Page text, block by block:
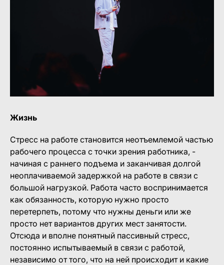
Жизнь
Стресс на работе становится неотъемлемой частью
рабочего процесса с точки зрения работника, -
начиная с раннего подъема и заканчивая долгой
неоплачиваемой задержкой на работе в связи с
большой нагрузкой. Работа часто воспринимается
как обязанность, которую нужно просто
перетерпеть, потому что нужны деньги или же
просто нет вариантов других мест занятости.
Отсюда и вполне понятный пассивный стресс,
постоянно испытываемый в связи с работой,
независимо от того, что на ней происходит и какие